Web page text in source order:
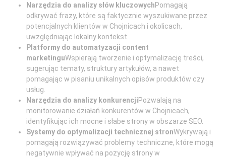
Narzędzia do analizy słów kluczowychPomagają
odkrywać frazy, które są faktycznie wyszukiwane przez
potencjalnych klientów w Chojnicach i okolicach,
uwzględniając lokalny kontekst.
Platformy do automatyzacji content
marketinguWspierają tworzenie i optymalizację treści,
sugerując tematy, struktury artykułów, a nawet
pomagając w pisaniu unikalnych opisów produktów czy
usług.
Narzędzia do analizy konkurencjiPozwalają na
monitorowanie działań konkurentów w Chojnicach,
identyfikując ich mocne i słabe strony w obszarze SEO.
Systemy do optymalizacji technicznej stronWykrywają i
pomagają rozwiązywać problemy techniczne, które mogą
negatywnie wpływać na pozycję strony w